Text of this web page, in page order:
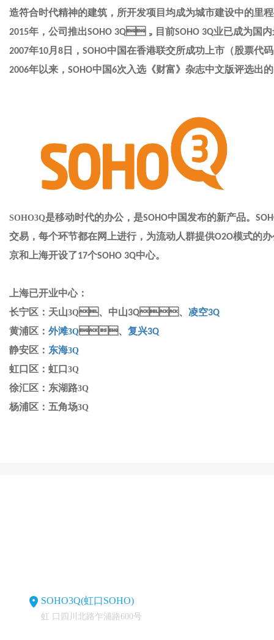
造符合时代精神的建筑，所开发项目均成为城市建设中的里程碑建
2015年，公司推出SOHO 3Q，目前SOHO 3Q业已成为国内
2007年10月 8 日， SOHO中国在香港联交所成功上市（股票代码
2006年以来， SOHO中国6次入选《财富》杂志中文版评选出的
SOHO3Q是移动时代的办公，是SOHO中国发布的新产品。
交易，每个环节都在网上进行，为流动人群提供O2O模式的办
京和上海开设了17个SOHO 3Q中心。
上海已开业中心：
长宁区：天山3Q、中山3Q、 凌空3Q
黄浦区： 外滩3Q、 复兴3Q
静安区： 东海3Q
虹口区： 虹口 3Q
徐汇区：东湖路3Q
杨浦区：五角场3Q
SOHO3Q(虹口SOHO)
虹 口四川北路乍浦路600号